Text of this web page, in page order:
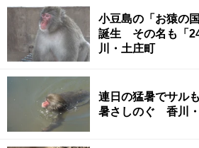
小豆島の「お猿の
誕生 その名も「
川・土庄町
連日の猛暑でサル
暑さしのぐ 香川・